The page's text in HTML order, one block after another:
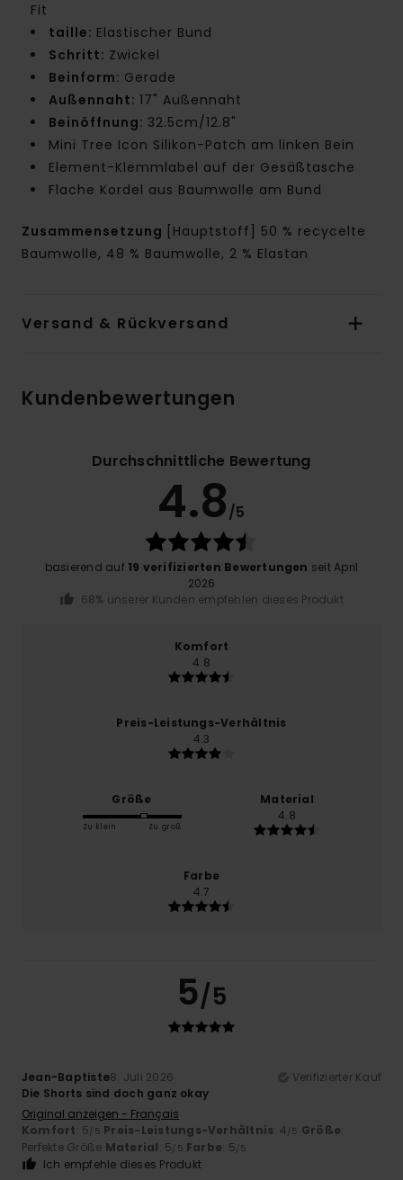
Fit
taille: Elastischer Bund
Schritt: Zwickel
Beinform: Gerade
Außennaht: 17" Außennaht
Beinöffnung: 32.5cm/12.8"
Mini Tree Icon Silikon-Patch am linken Bein
Element-Klemmlabel auf der Gesäßtasche
Flache Kordel aus Baumwolle am Bund
Zusammensetzung
[Hauptstoff] 50 % recycelte
Baumwolle, 48 % Baumwolle, 2 % Elastan
Versand & Rückversand
Kundenbewertungen
Durchschnittliche Bewertung
4.8/5
basierend auf 19 verifizierten Bewertungen seit April
2026
68% unserer Kunden empfehlen dieses Produkt
Komfort
4.8
Preis-Leistungs-Verhältnis
4.3
Größe
Zu klein Zu groß
Material
4.8
Farbe
4.7
5/5
Jean-Baptiste8. Juli 2026
Verifizierter Kauf
Die Shorts sind doch ganz okay
Original anzeigen - Français
Komfort: 5/5 Preis-Leistungs-Verhältnis: 4/5 Größe:
Perfekte Größe Material: 5/5 Farbe: 5/5
Ich empfehle dieses Produkt